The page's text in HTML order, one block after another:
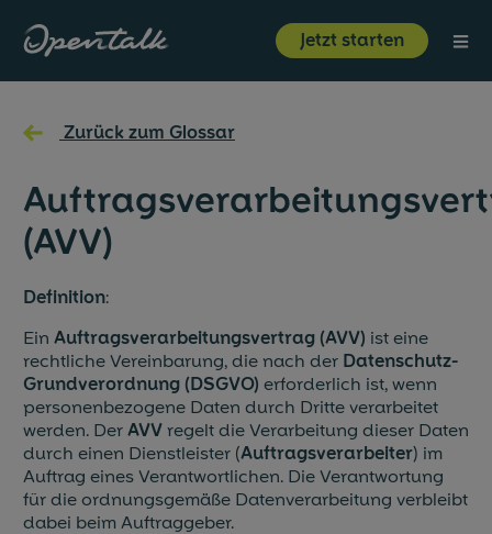
Jetzt starten ⋮
Produkt
Branchen
Ressourcen
Über uns
Jetzt starten Login
Unternehmen
← Zurück zum Glossar
(AVV)
Definition:
Ein Auftragsverarbeitungsvertrag (AVV) ist eine
rechtliche Vereinbarung, die nach der Datenschutz-
Grundverordnung (DSGVO) erforderlich ist, wenn
personenbezogene Daten durch Dritte verarbeitet
werden. Der AVV regelt die Verarbeitung dieser Daten
durch einen Dienstleister (Auftragsverarbeiter) im
Auftrag eines Verantwortlichen. Die Verantwortung
für die ordnungsgemäße Datenverarbeitung verbleibt
dabei beim Auftraggeber.